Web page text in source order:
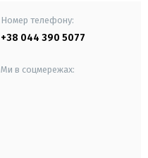
Номер телефону:
+38 044 390 5077
Ми в соцмережах: